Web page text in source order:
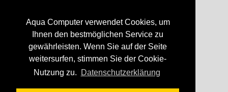
Aqua Computer verwendet Cookies, um
Ihnen den bestmöglichen Service zu
gewährleisten. Wenn Sie auf der Seite
weitersurfen, stimmen Sie der Cookie-
Nutzung zu.
Datenschutzerklärung